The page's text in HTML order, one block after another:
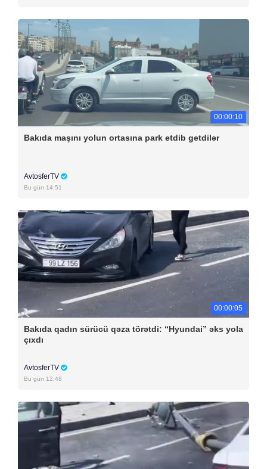
00:00:10
Bakıda maşını yolun ortasına park etdib getdilər
AvtosferTV
Bu gün 14:51
00:00:05
Bakıda qadın sürücü qəza törətdi: “Hyundai” əks yola
çıxdı
AvtosferTV
Bu gün 12:48